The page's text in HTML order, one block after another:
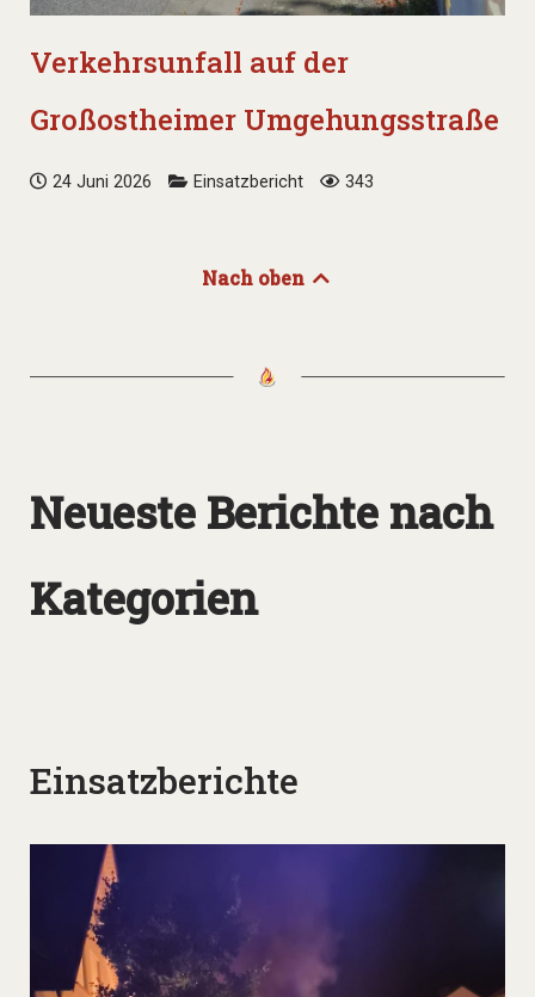
Verkehrsunfall auf der
Großostheimer Umgehungsstraße
24 Juni 2026 Einsatzbericht 343
Nach oben
Neueste Berichte nach
Kategorien
Einsatzberichte